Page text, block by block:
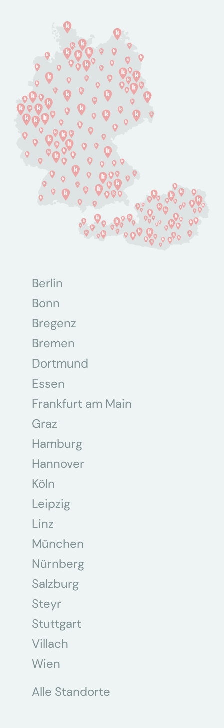
Berlin
Bonn
Bregenz
Bremen
Dortmund
Essen
Frankfurt am Main
Graz
Hamburg
Hannover
Köln
Leipzig
Linz
München
Nürnberg
Salzburg
Steyr
Stuttgart
Villach
Wien
Alle Standorte